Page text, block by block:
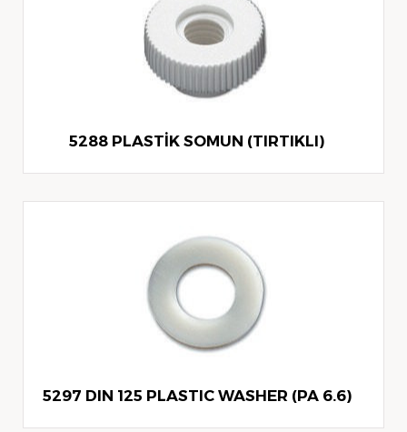
5288 PLASTİK SOMUN (TIRTIKLI)
5297 DIN 125 PLASTIC WASHER (PA 6.6)